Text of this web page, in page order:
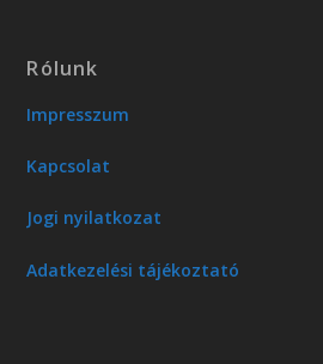
Rólunk
Impresszum
Kapcsolat
Jogi nyilatkozat
Adatkezelési tájékoztató